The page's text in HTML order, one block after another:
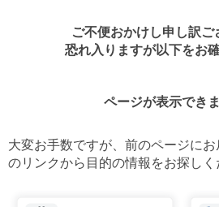
ご不便おかけし申し訳ご
恐れ入りますが以下をお
ページが表示できま
大変お手数ですが、前のページにお
のリンクから目的の情報をお探しく